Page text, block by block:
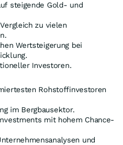
steigende Gold- und
zu vielen
Wertsteigerung bei
Investoren.
Rohstoffinvestoren
im Bergbausektor.
mit hohem Chance-
und